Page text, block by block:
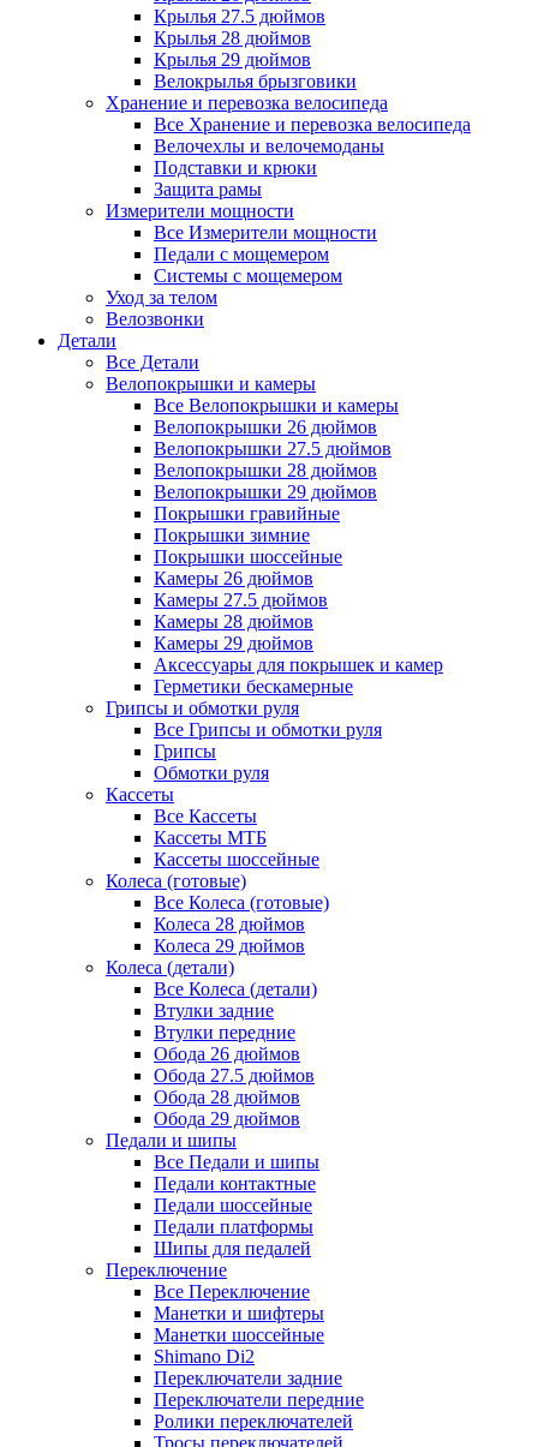
Крылья 27.5 дюймов
Крылья 28 дюймов
Крылья 29 дюймов
Велокрылья брызговики
Хранение и перевозка велосипеда
Все Хранение и перевозка велосипеда
Велочехлы и велочемоданы
Подставки и крюки
Защита рамы
Измерители мощности
Все Измерители мощности
Педали с мощемером
Системы с мощемером
Уход за телом
Велозвонки
Детали
Все Детали
Велопокрышки и камеры
Все Велопокрышки и камеры
Велопокрышки 26 дюймов
Велопокрышки 27.5 дюймов
Велопокрышки 28 дюймов
Велопокрышки 29 дюймов
Покрышки гравийные
Покрышки зимние
Покрышки шоссейные
Камеры 26 дюймов
Камеры 27.5 дюймов
Камеры 28 дюймов
Камеры 29 дюймов
Аксессуары для покрышек и камер
Герметики бескамерные
Грипсы и обмотки руля
Все Грипсы и обмотки руля
Грипсы
Обмотки руля
Кассеты
Все Кассеты
Кассеты МТБ
Кассеты шоссейные
Колеса (готовые)
Все Колеса (готовые)
Колеса 28 дюймов
Колеса 29 дюймов
Колеса (детали)
Все Колеса (детали)
Втулки задние
Втулки передние
Обода 26 дюймов
Обода 27.5 дюймов
Обода 28 дюймов
Обода 29 дюймов
Педали и шипы
Все Педали и шипы
Педали контактные
Педали шоссейные
Педали платформы
Шипы для педалей
Переключение
Все Переключение
Манетки и шифтеры
Манетки шоссейные
Shimano Di2
Переключатели задние
Переключатели передние
Ролики переключателей
Тросы переключателей